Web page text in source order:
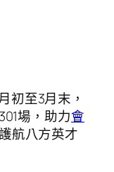
初至3月末，
場，助力會
航八方英才